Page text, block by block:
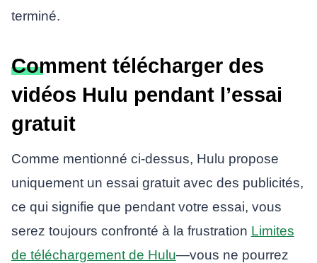
terminé.
Comment télécharger des
vidéos Hulu pendant l’essai
gratuit
Comme mentionné ci-dessus, Hulu propose
uniquement un essai gratuit avec des publicités,
ce qui signifie que pendant votre essai, vous
serez toujours confronté à la frustration Limites
de téléchargement de Hulu—vous ne pourrez